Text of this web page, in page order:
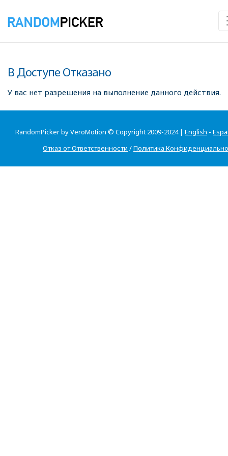
В Доступе Отказано
У вас нет разрешения на выполнение данного действия.
RandomPicker by VeroMotion © Copyright 2009-2024 | English -
Отказ от Ответственности /Политика